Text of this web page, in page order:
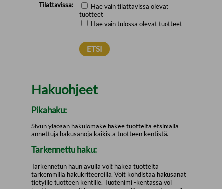
Tilattavissa:
Hae vain tilattavissa olevat
tuotteet
Hae vain tulossa olevat tuotteet
Hakuohjeet
Pikahaku:
Sivun yläosan hakulomake hakee tuotteita etsimällä
annettuja hakusanoja kaikista tuotteen kentistä.
Tarkennettu haku:
Tarkennetun haun avulla voit hakea tuotteita
tarkemmilla hakukriteereillä. Voit kohdistaa hakusanat
tietyille tuotteen kentille. Tuotenimi -kentässä voi